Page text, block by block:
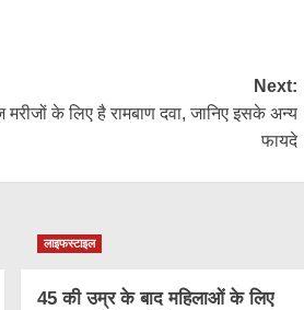
Next:
मरीजों के लिए है रामबाण दवा, जानिए इसके अन्य
फायदे
लाइफस्टाइल
45 की उम्र के बाद महिलाओं के लिए